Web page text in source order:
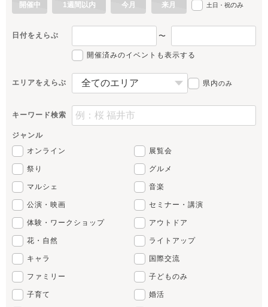
開催中 1週間以内 今月 来月 土日・祝のみ
日付をえらぶ 〜
開催済みのイベントも表示する
エリアをえらぶ 県内のみ
キーワード検索
ジャンル
オンライン
展覧会
祭り グルメ
マルシェ 音楽
公演・映画 セミナー・講演
体験・ワークショップ アウトドア
花・自然 ライトアップ
キャラ 国際交流
ファミリー 子どものみ
子育て 婚活